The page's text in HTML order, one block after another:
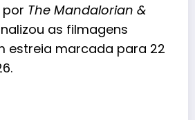
The Mandalorian &
as filmagens
estreia marcada para 22